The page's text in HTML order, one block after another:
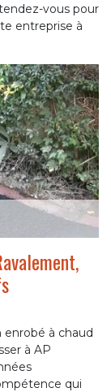
vous pour
entreprise à
enrobé à chaud
à AP
qui